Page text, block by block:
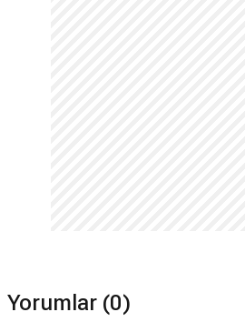
Yorumlar (0)